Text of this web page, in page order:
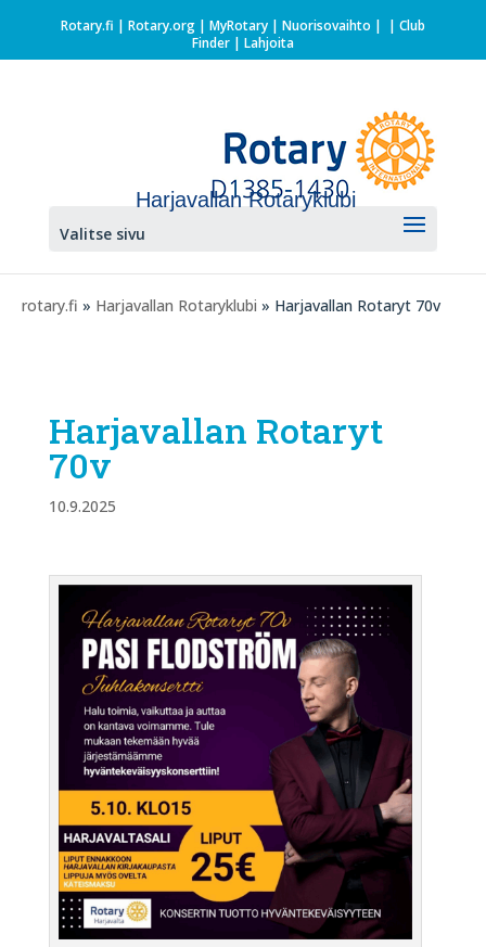
Rotary.fi | Rotary.org| MyRotary | Nuorisovaihto | | Club
Finder| Lahjoita
Harjavallan Rotaryklubi
Valitse sivu
rotary.fi » Harjavallan Rotaryklubi » Harjavallan Rotaryt 70v
Harjavallan Rotaryt
70v
10.9.2025